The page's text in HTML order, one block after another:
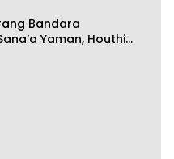
Bandara
Yaman, Houthi